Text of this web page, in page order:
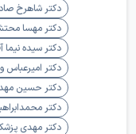
دکتر شاهرخ
دکتر مهسا
دکتر سیده
دکتر امیرعباس
دکتر حسین
دکتر
دکتر مهدی